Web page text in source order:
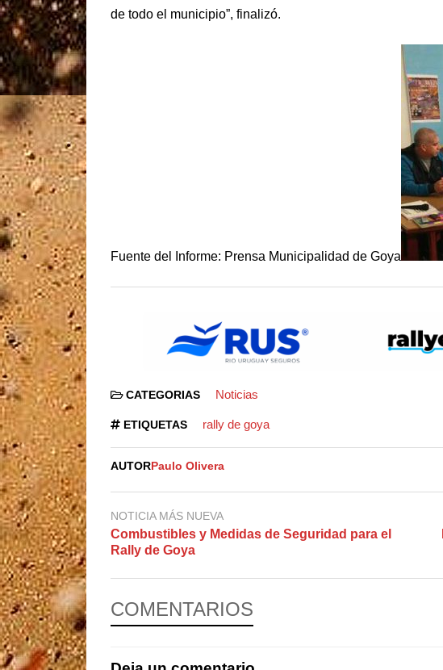
de todo el municipio”, finalizó.
Fuente del Informe: Prensa Municipalidad de Goya
CATEGORIAS Noticias
ETIQUETAS rally de goya
AUTOR Paulo Olivera
NOTICIA MÁS NUEVA
Combustibles y Medidas de Seguridad para el
Rally de Goya
COMENTARIOS